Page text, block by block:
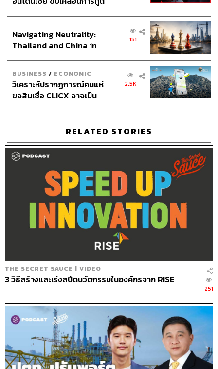
Social Media Editorทศพล เพิ่มพูล
Channel Internsนิพพิชฌน์ ชุลีนวน, กฤตพร สุขสาย
THE STANDARD Proofreader Team
Webmaster ไชยพร ศิริกลการ
Social Media Adminsวนัชพร ดวงนิล, สุทธกิตติ์​ สุทธา
วรรณกุล, ธิติกร ลิ้มทองมณี, วิมลณัฐ พรศิริอนันต์
เคน นครินทร์
wholebeing Podcast
153
ABOUT THE HOST
นครินทร์ วนกิจไพบูลย์
บรรณาธิการบริหาร สำนักข่าว THE
STANDARD วิทยากรด้านสื่อและการทำคอน
เทนต์ออนไลน์
อินโดนีเซีย
Navigating Neutrality:
Thailand and China in
151
BUSINESS / ECONOMIC
วิเคราะห์ปรากฏการณ์คนแห่
ขอสินเชื่อ CLICX อาจเป็น
2.5K
RELATED STORIES
THE SECRET SAUCE | VIDEO
3 วิธีสร้างและเร่งสปีดนวัตกรรมในองค์กรจาก RISE
251